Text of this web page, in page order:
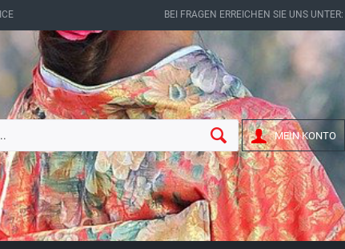
BEI FRAGEN ERREICHEN SIE UNS UNTER:
MEIN KONTO